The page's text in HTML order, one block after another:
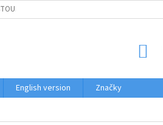
OD SMLOUVY
English version
Značky